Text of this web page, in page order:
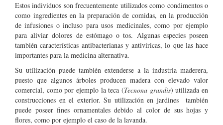
Estos individuos son frecuentemente utilizados como condimentos o
como ingredientes en la preparación de comidas, en la producción
de infusiones o incluso para usos medicinales, como por ejemplo
para aliviar dolores de estómago o tos. Algunas especies poseen
también características antibacterianas y antivíricas, lo que las hace
importantes para la medicina alternativa.
Su utilización puede también extenderse a la industria maderera,
puesto que algunos árboles producen madera con elevado valor
comercial, como por ejemplo la teca (Tecnona grandis) utilizada en
construcciones en el exterior. Su utilización en jardines también
puede poseer fines ornamentales debido al color de sus hojas y
flores, como por ejemplo el caso de la lavanda.